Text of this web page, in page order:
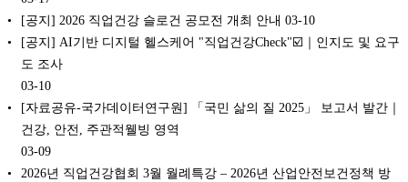
[공지] 2026 직업건강 슬로건 공모전️ 개최 안내 03-10
[공지] AI기반 디지털 헬스케어 "직업건강Check"☑️｜인지도 및 요구
도 조사
03-10
[자료공유-국가데이터연구원] 「국민 삶의 질 2025」 보고서 발간｜
건강, 안전, 주관적웰빙 영역
03-09
2026년 직업건강협회 3월 월례특강 – 2026년 산업안전보건정책 방